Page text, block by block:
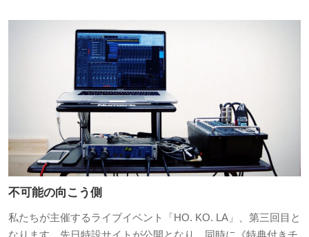
不可能の向こう側
私たちが主催するライブイベント「HO. KO. LA」、第三回目と